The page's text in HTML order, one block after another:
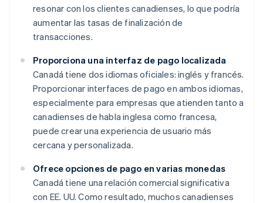
resonar con los clientes canadienses, lo que podría
aumentar las tasas de finalización de
transacciones.
Proporciona una interfaz de pago localizada
Canadá tiene dos idiomas oficiales: inglés y francés.
Proporcionar interfaces de pago en ambos idiomas,
especialmente para empresas que atienden tanto a
canadienses de habla inglesa como francesa,
puede crear una experiencia de usuario más
cercana y personalizada.
Ofrece opciones de pago en varias monedas
Canadá tiene una relación comercial significativa
con EE. UU. Como resultado, muchos canadienses